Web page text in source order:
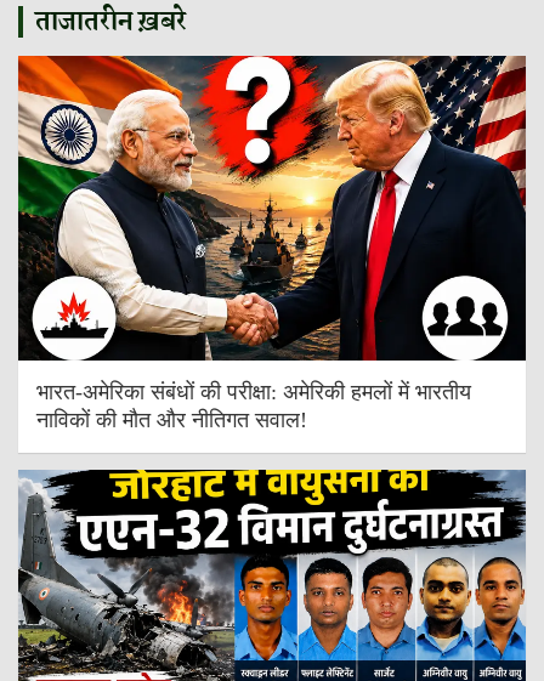
ताजातरीन ख़बरे
भारत-अमेरिका संबंधों की परीक्षा: अमेरिकी हमलों में भारतीय
नाविकों की मौत और नीतिगत सवाल!